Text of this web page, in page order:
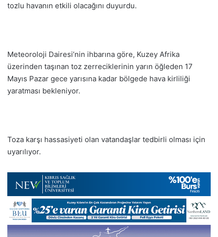
tozlu havanın etkili olacağını duyurdu.
Meteoroloji Dairesi’nin ihbarına göre, Kuzey Afrika
üzerinden taşınan toz zerreciklerinin yarın öğleden 17
Mayıs Pazar gece yarısına kadar bölgede hava kirliliği
yaratması bekleniyor.
Toza karşı hassasiyeti olan vatandaşlar tedbirli olması için
uyarılıyor.